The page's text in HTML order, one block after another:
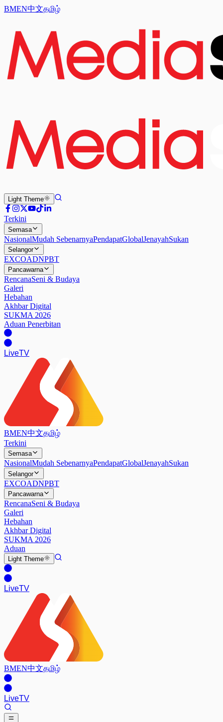
BMEN中文தமிழ்
Light Theme
Terkini
Semasa
NasionalMudah SebenarnyaPendapatGlobalJenayahSukan
Selangor
EXCOADNPBT
Pancawarna
RencanaSeni & Budaya
Galeri
Hebahan
Akhbar Digital
SUKMA 2026
Aduan Penerbitan
LiveTV
BMEN中文தமிழ்
Terkini
Semasa
NasionalMudah SebenarnyaPendapatGlobalJenayahSukan
Selangor
EXCOADNPBT
Pancawarna
RencanaSeni & Budaya
Galeri
Hebahan
Akhbar Digital
SUKMA 2026
Aduan
Light Theme
LiveTV
BMEN中文தமிழ்
LiveTV